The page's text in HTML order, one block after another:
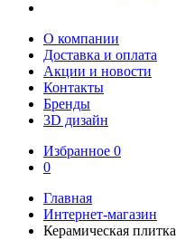
О компании
Доставка и оплата
Акции и новости
Контакты
Бренды
3D дизайн
Избранное 0
0
Главная
Интернет-магазин
Керамическая плитка